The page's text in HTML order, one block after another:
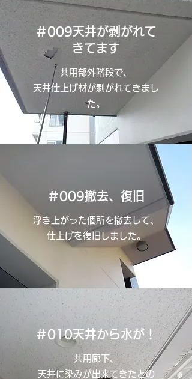
＃009天井が剥がれて
きてます
共用部外階段で、
天井仕上げ材が剥がれてきまし
た。
＃009撤去、復旧
浮き上がった個所を撤去して、
仕上げを復旧しました。
＃010​天井から水が！
共用廊下、
天井に染みが出来てきたとの